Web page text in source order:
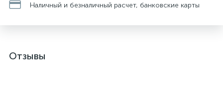
Наличный и безналичный расчет, банковские карты
Отзывы